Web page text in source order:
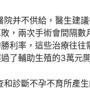
院并不供給，醫生建
，兩次手術會間隔
利率，這些治療往
了輔助生殖的3萬元
和診斷不孕不育所產